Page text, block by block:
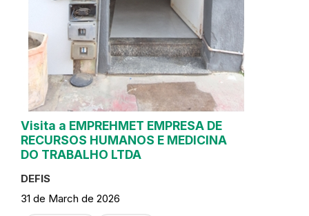
Visita a EMPREHMET EMPRESA DE
RECURSOS HUMANOS E MEDICINA
DO TRABALHO LTDA
DEFIS
31 de March de 2026